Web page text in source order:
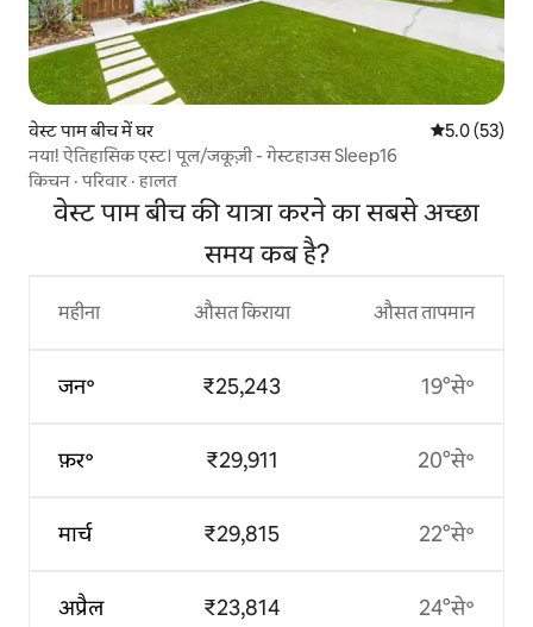
वेस्ट पाम बीच में घर औसत रेटिंग 5
5.0 (53)
नया! ऐतिहासिक एस्ट। पूल/जकूज़ी - गेस्टहाउस Sleep16
किचन ·परिवार ·हालत
वेस्ट पाम बीच की यात्रा करने का सबसे अच्छा
समय कब है?
महीना
जन॰
फ़र॰
मार्च
अप्रैल
औसत किराया
₹25,243
₹29,911
₹29,815
₹23,814
औसत तापमान
19°से॰
20°से॰
22°से॰
24°से॰